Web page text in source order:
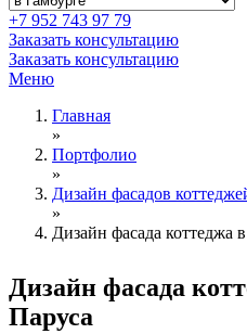
+7 952 743 97 79
Заказать консультацию
Заказать консультацию
Меню
Главная
»
Портфолио
»
Дизайн фасадов
»
Дизайн фасада
Дизайн фасада
Паруса